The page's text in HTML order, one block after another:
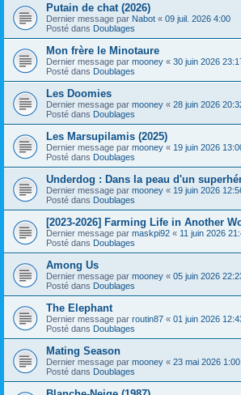
Putain de chat (2026)
Dernier message par Nabot « 09 juil. 2026 4:00
Posté dans Doublages
Mon frère le Minotaure
Dernier message par mooney « 30 juin 2026
Posté dans Doublages
Les Doomies
Dernier message par mooney « 28 juin 2026
Posté dans Doublages
Les Marsupilamis (2025)
Dernier message par mooney « 19 juin 2026
Posté dans Doublages
Underdog : Dans la peau d'un
Dernier message par mooney « 19 juin 2026
Posté dans Doublages
[2023-2026] Farming Life in Another
Dernier message par maskpi92 « 11 juin 2026
Posté dans Doublages
Among Us
Dernier message par mooney « 05 juin 2026
Posté dans Doublages
The Elephant
Dernier message par routin87 « 01 juin 2026
Posté dans Doublages
Mating Season
Dernier message par mooney « 23 mai 2026 1:00
Posté dans Doublages